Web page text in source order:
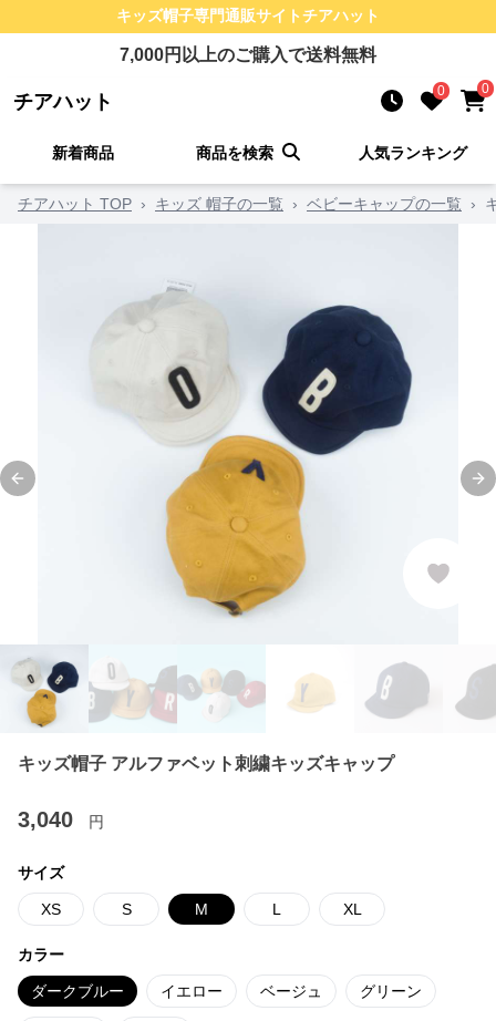
キッズ帽子専門通販サイトチアハット
7,000円以上のご購入で送料無料
チアハット 0 0
新着商品 商品を検索 人気ランキング
チアハット TOP › キッズ 帽子の一覧 › ベビーキャップの一覧 ›
Previous slide
キッズ帽子 アルファベット刺繍キッズキャップ
3,040 円
サイズ
XS S M L XL
カラー
ダークブルー イエロー ベージュ グリーン